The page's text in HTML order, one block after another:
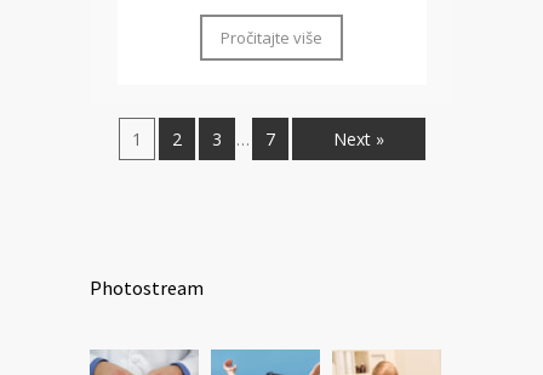
Pročitajte više
1 2 3 … 7 Next »
Photostream